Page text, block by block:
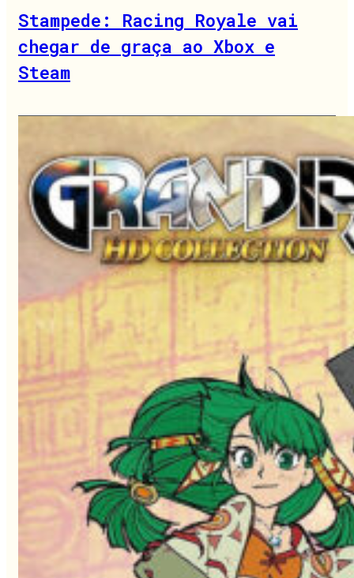
Stampede: Racing Royale vai
chegar de graça ao Xbox e
Steam